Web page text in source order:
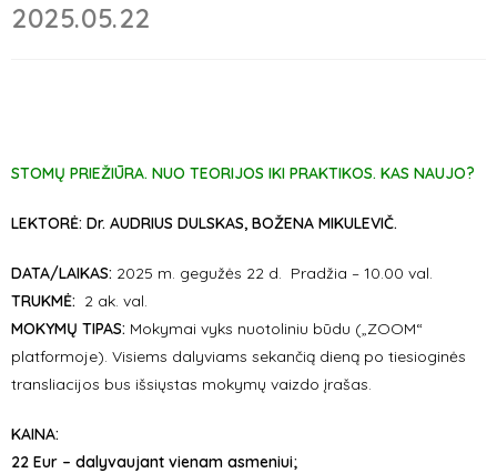
2025.05.22
STOMŲ PRIEŽIŪRA. NUO TEORIJOS IKI PRAKTIKOS. KAS NAUJO?
LEKTORĖ: Dr. AUDRIUS DULSKAS, BOŽENA MIKULEVIČ.
DATA/LAIKAS: 2025 m. gegužės 22 d. Pradžia – 10.00 val.
TRUKMĖ: 2 ak. val.
MOKYMŲ TIPAS: Mokymai vyks nuotoliniu būdu („ZOOM“
platformoje). Visiems dalyviams sekančią dieną po tiesioginės
transliacijos bus išsiųstas mokymų vaizdo įrašas.
KAINA:
22 Eur – dalyvaujant vienam asmeniui;